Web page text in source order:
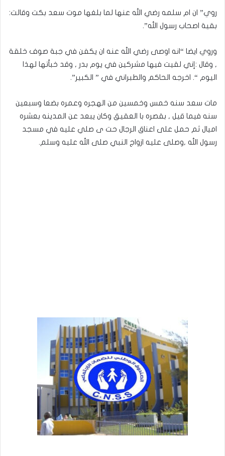
روي” ان ام سلمه رضي الله عنها لما بلغها موت سعد بكت وقالت:
بقية اصحاب رسول الله”.
وروي ايضا “انه اوصى رضي الله عنه ان يكفن في جبة صوف خلقة
, وقال :إني لقيت فيها مشركين في يوم بدر , وقد خبأتها لهذا
اليوم “. اخرجه الحاكم والطبراني في ” الكبير”.
مات سعد سنه خمس وخمسين من الهجره وعمره بضعا وسبعين
سنه فيما قيل , بقصره با العقيق وكان يبعد عن المدينه بعشره
اميال ثم حمل على اعناق الرجال حت ى صلي عليه في مسجد
رسول الله ,وصلى عليه ازواج النبي صلى الله عليه وسلم.